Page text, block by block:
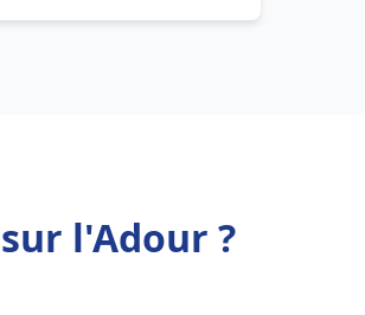
l'Adour ?